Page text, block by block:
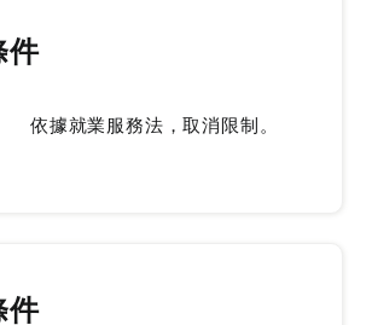
件
依據就業服務法，取消限制。
件